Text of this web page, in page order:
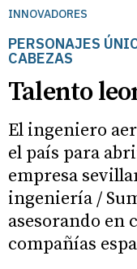
INNOVADORES
PERSONAJES
CABEZAS
Talento
El ingeniero
el país para
empresa
ingeniería /
asesorando en
compañías